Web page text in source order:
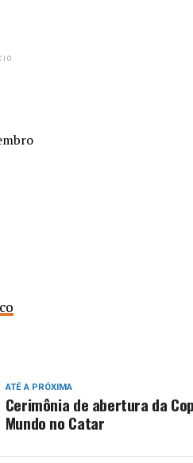
ATÉ A PRÓXIMA
Cerimônia de abertura da
Mundo no Catar